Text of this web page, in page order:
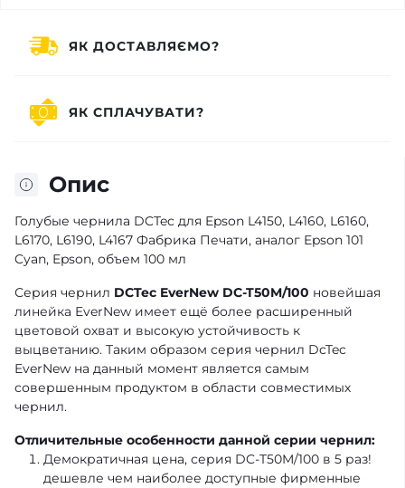
Опис
Голубые чернила DCTec для Epson L4150, L4160, L6160,
L6170, L6190, L4167 Фабрика Печати, аналог Epson 101
Cyan, Epson, объем 100 мл
Серия чернил DCTec EverNew DC-T50M/100 новейшая
линейка EverNew имеет ещё более расширенный
цветовой охват и высокую устойчивость к
выцветанию. Таким образом серия чернил DcTec
EverNew на данный момент является самым
совершенным продуктом в области совместимых
чернил.
Отличительные особенности данной серии чернил:
Демократичная цена, серия DC-T50M/100 в 5 раз!
дешевле чем наиболее доступные фирменные
ЯК ДОСТАВЛЯЄМО?
ЯК СПЛАЧУВАТИ?